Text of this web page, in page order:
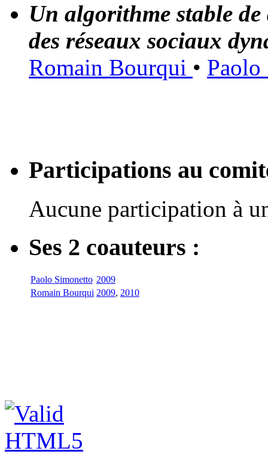
Un algorithme stable
des réseaux sociaux
Romain Bourqui •
Participations au
Aucune participation à
Ses 2 coauteurs :
Paolo Simonetto 2009
Romain Bourqui 2009, 2010